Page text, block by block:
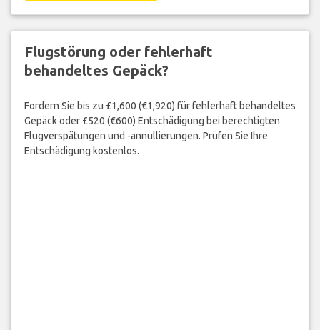
Flugstörung oder fehlerhaft
behandeltes Gepäck?
Fordern Sie bis zu £1,600 (€1,920) für fehlerhaft behandeltes
Gepäck oder £520 (€600) Entschädigung bei berechtigten
Flugverspätungen und -annullierungen. Prüfen Sie Ihre
Entschädigung kostenlos.